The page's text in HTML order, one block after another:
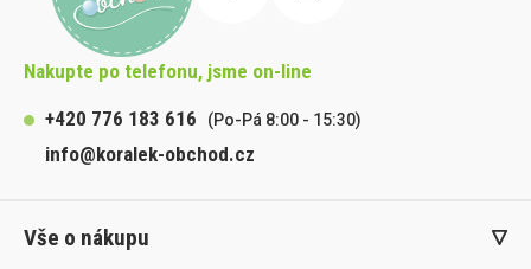
Nakupte po telefonu, jsme on-line
+420 776 183 616
(Po-Pá 8:00 - 15:30)
info@koralek-obchod.cz
Vše o nákupu